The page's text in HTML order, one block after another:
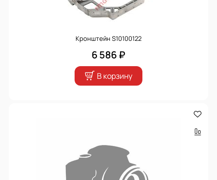
Кронштейн S10100122
6 586 ₽
В корзину